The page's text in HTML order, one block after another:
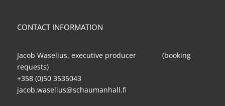
CONTACT INFORMATION
Jacob Waselius, executive producer (booking
requests)
+358 (0)50 3535043
jacob.waselius@schaumanhall.fi